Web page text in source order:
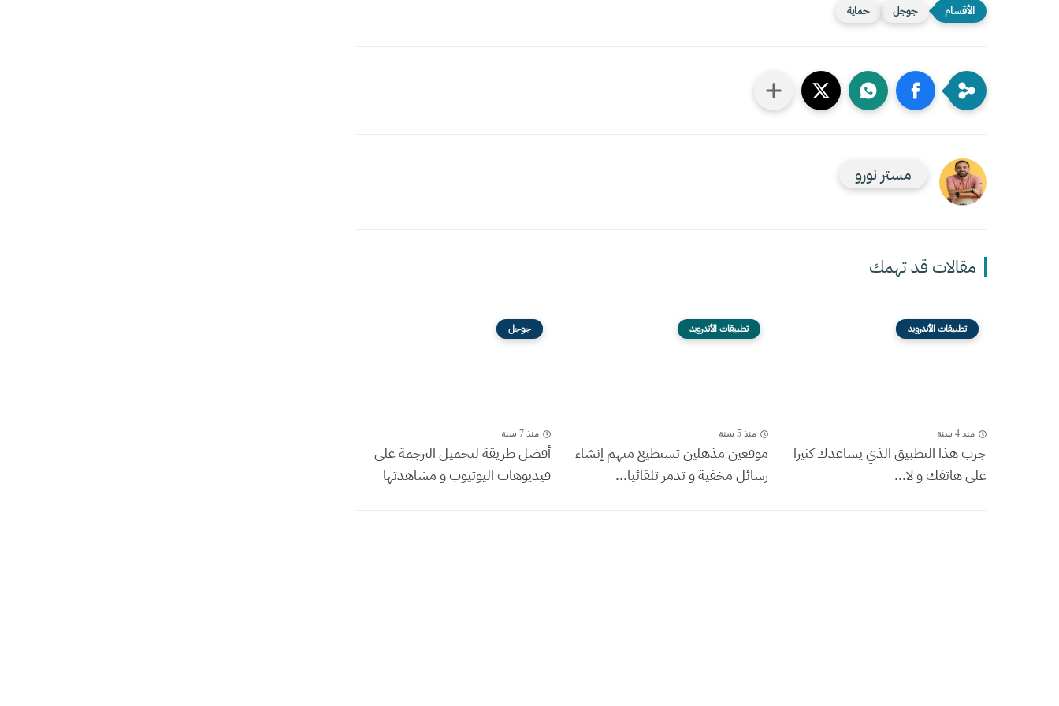
جوجل حماية
مستر نورو
مقالات قد تهمك
تطبيقات الأندرويد
منذ 4 سنة
جرب هذا التطبيق الذي يساعدك كثيرا
على هاتفك و لا...
تطبيقات الأندرويد
منذ 5 سنة
موقعين مذهلين تستطيع منهم إنشاء
رسائل مخفية و تدمر تلقائيا...
جوجل
منذ 7 سنة
أفضل طريقة لتحميل الترجمة على
فيديوهات اليوتيوب و مشاهدتها